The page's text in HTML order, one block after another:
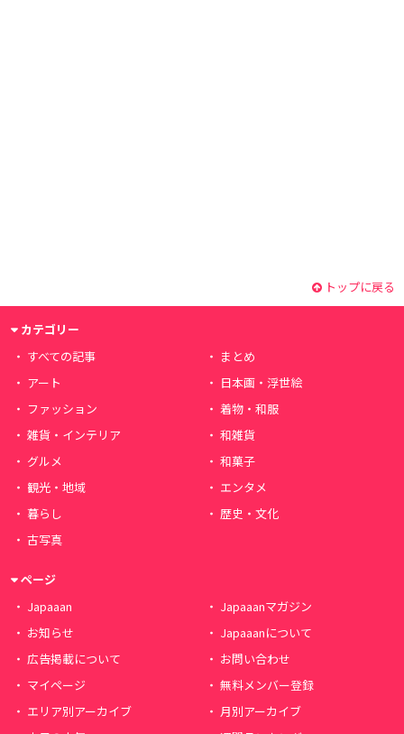
トップに戻る
カテゴリー
すべての記事
まとめ
アート
日本画・浮世絵
ファッション
着物・和服
雑貨・インテリア
和雑貨
グルメ
和菓子
観光・地域
エンタメ
暮らし
歴史・文化
古写真
ページ
Japaaan
Japaaanマガジン
お知らせ
Japaaanについて
広告掲載について
お問い合わせ
マイページ
無料メンバー登録
エリア別アーカイブ
月別アーカイブ